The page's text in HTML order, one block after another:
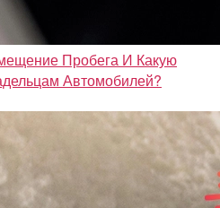
Пробега И Какую
Автомобилей?